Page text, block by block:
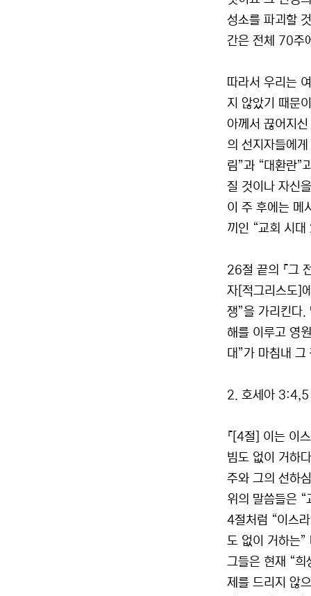
성소를 파괴할
간은 전체 70주
따라서 우리는
지 않았기 때문
아께서 끊어지
의 선지자들에
림”과 “대환란”
질 것이나 자신
이 주 후에는 메
끼인 “교회 시
26절 끝의 『그
자[적그리스도]
쟁”을 가리킨다.
해를 이루고 영
대”가 마침내
2. 호세아
『[4절] 이는 이
빔도 없이 거하
주와 그의 선하
위의 말씀들은 “
4절처럼 “이스
도 없이 거하는”
그들은 현재 “희
제를 드리지 않